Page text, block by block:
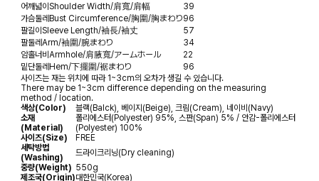
어깨넓이Shoulder Width/肩寬/肩幅
39
가슴둘레Bust Circumference/胸圍/胸まわり96
팔길이Sleeve Length/袖長/袖丈
57
팔둘레Arm/袖圍/腕まわり
34
암홀너비Armhole/肩腋寬/アームホール
22
밑단둘레Hem/下擺圍/裾まわり
96
사이즈는 재는 위치에 따라 1~3cm의 오차가 생길 수 있습니다.
There may be 1~3cm difference depending on the measuring
method / location.
색상(Color)
블랙(Balck), 베이지(Beige), 크림(Cream), 네이비(Navy)
소재
(Material)
폴리에스터(Polyester) 95%, 스판(Span) 5% / 안감-폴리에스터
(Polyester) 100%
사이즈(Size)
FREE
세탁방법
(Washing)
드라이크리닝(Dry cleaning)
중량(Weight) 550g
제조국(Origin)대한민국(Korea)